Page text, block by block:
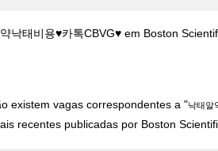
낙­태비용♥카톡CBVG♥ em Boston
existem vagas correspondentes a "낙­태알
recentes publicadas por Boston